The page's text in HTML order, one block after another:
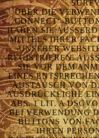
ÜBER DIE
CONNECT“-
HABEN SIE
ITTELS IHRER
NSERER
EGISTRIEREN.
E VOR DEM
NES
STAUSCH VON
SDRÜCKLICHE
. 1 LIT. A DSGVO
VERWENDUNG DES
TONS VON
EN